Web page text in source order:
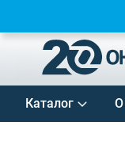
Каталог О